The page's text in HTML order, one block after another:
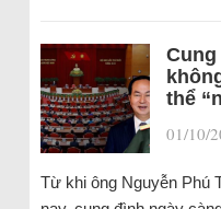
thể
01/10/
Từ khi ông Nguyễn Phú